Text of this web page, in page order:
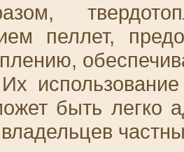
пеллет,
быть легко